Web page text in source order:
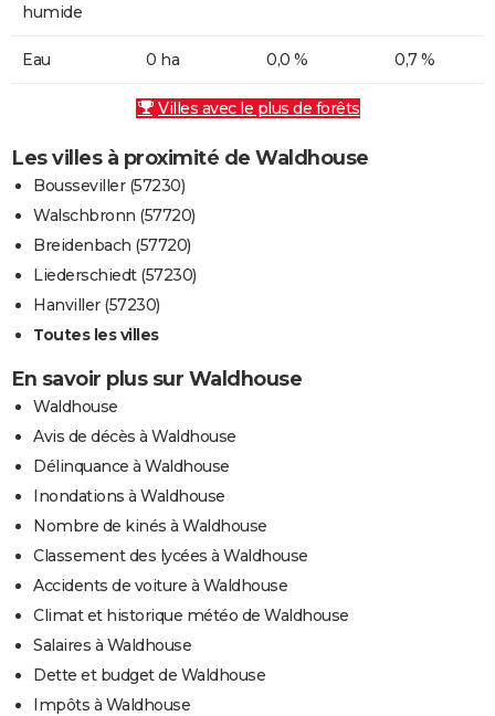
humide
Eau 0 ha 0,0 % 0,7 %
Villes avec le plus de forêts
Les villes à proximité de Waldhouse
Bousseviller (57230)
Walschbronn (57720)
Breidenbach (57720)
Liederschiedt (57230)
Hanviller (57230)
Toutes les villes
En savoir plus sur Waldhouse
Waldhouse
Avis de décès à Waldhouse
Délinquance à Waldhouse
Inondations à Waldhouse
Nombre de kinés à Waldhouse
Classement des lycées à Waldhouse
Accidents de voiture à Waldhouse
Climat et historique météo de Waldhouse
Salaires à Waldhouse
Dette et budget de Waldhouse
Impôts à Waldhouse